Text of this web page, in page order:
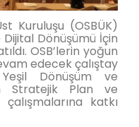
Kuruluşu (OSBÜK)
Dijital Dönüşümü İçin
OSB’lerin yoğun
edecek çalıştay
Dönüşüm ve
Stratejik Plan ve
katkı